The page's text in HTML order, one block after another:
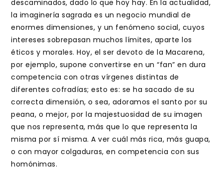
descaminados, dado lo que hoy hay. En la actualidad,
la imaginería sagrada es un negocio mundial de
enormes dimensiones, y un fenómeno social, cuyos
intereses sobrepasan muchos límites, aparte los
éticos y morales. Hoy, el ser devoto de la Macarena,
por ejemplo, supone convertirse en un “fan” en dura
competencia con otras vírgenes distintas de
diferentes cofradías; esto es: se ha sacado de su
correcta dimensión, o sea, adoramos el santo por su
peana, o mejor, por la majestuosidad de su imagen
que nos representa, más que lo que representa la
misma por sí misma. A ver cuál más rica, más guapa,
o con mayor colgaduras, en competencia con sus
homónimas.